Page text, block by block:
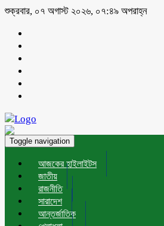
শুক্রবার, ০৭ অগাস্ট ২০২৬, ০৭:৪৯ অপরাহ্ন
Toggle navigation
আজকের হাইলাইটস
জাতীয়
রাজনীতি
সারাদেশ
আন্তর্জাতিক